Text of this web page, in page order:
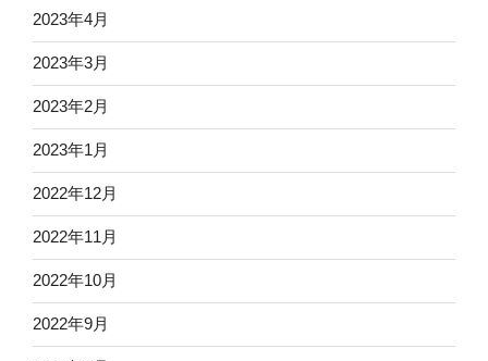
2023年4月
2023年3月
2023年2月
2023年1月
2022年12月
2022年11月
2022年10月
2022年9月